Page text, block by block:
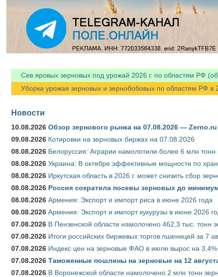
Сев яровых зерновых под урожай 2026 г. по областям РФ
Уборка урожая зерновых и зернобобовых по областям РФ в
Новости
10.08.2026 Обзор зернового рынка на 07.08.2026 — Zerno.ru
09.08.2026 Котировки на зерновых биржах на 07.08.2026
08.08.2026 Белоруссия: Аграрии намолотили более 6 млн тонн
08.08.2026 Украина: В октябре эффективные мощности по
08.08.2026 Иркутская область в 2026 г. может снизить сбор
08.08.2026 Россия сократила посевы зерновых до
08.08.2026 Армения: Экспорт и импорт риса в июне 2026 года
08.08.2026 Армения: Экспорт и импорт кукурузы в июне 2026
07.08.2026 В Пензенской области намолочено 462,3 тыс. тонн
07.08.2026 Итоги российских биржевых торгов пшеницей за 7
07.08.2026 Индекс цен на зерновые ФАО в июле вырос на 3,4%
07.08.2026 Таможенные пошлины на зерновые на 12
07.08.2026 В Воронежской области намолочено 2 млн тонн